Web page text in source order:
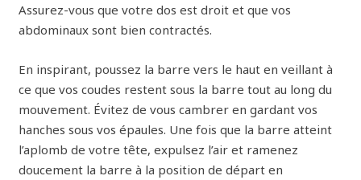
Assurez-vous que votre dos est droit et que vos
abdominaux sont bien contractés.
En inspirant, poussez la barre vers le haut en veillant à
ce que vos coudes restent sous la barre tout au long du
mouvement. Évitez de vous cambrer en gardant vos
hanches sous vos épaules. Une fois que la barre atteint
l’aplomb de votre tête, expulsez l’air et ramenez
doucement la barre à la position de départ en